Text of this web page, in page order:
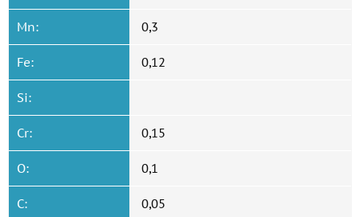
Mn: 0,3
Fe: 0,12
Si:
Cr: 0,15
O: 0,1
C: 0,05